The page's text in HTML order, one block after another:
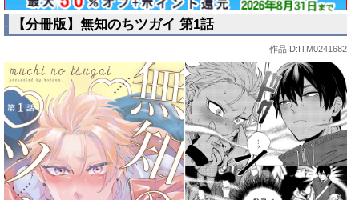
【分冊版】無知のちツガイ 第1話
作品ID:ITM0241682